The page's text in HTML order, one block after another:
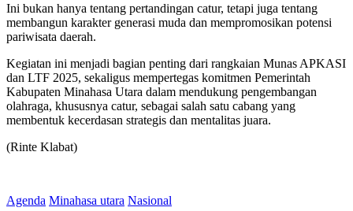
Ini bukan hanya tentang pertandingan catur, tetapi juga tentang
membangun karakter generasi muda dan mempromosikan potensi
pariwisata daerah.
Kegiatan ini menjadi bagian penting dari rangkaian Munas APKASI
dan LTF 2025, sekaligus mempertegas komitmen Pemerintah
Kabupaten Minahasa Utara dalam mendukung pengembangan
olahraga, khususnya catur, sebagai salah satu cabang yang
membentuk kecerdasan strategis dan mentalitas juara.
(Rinte Klabat)
Agenda Minahasa utara Nasional